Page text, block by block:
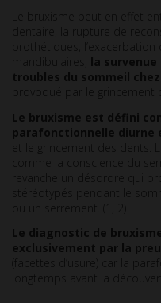
Le bruxisme peut en effet
dentaire, la rupture de
prothétiques,
la
troubles du sommeil
provoqué par le grincement
Le bruxisme est défini
parafonctionnelle diurne
et le grincement des dents.
comme la conscience du
revanche un désordre qui
stéréotypés pendant le
ou un serrement. (1, 2)
Le diagnostic de
exclusivement par la
(facettes d’usure) car la
longtemps avant la